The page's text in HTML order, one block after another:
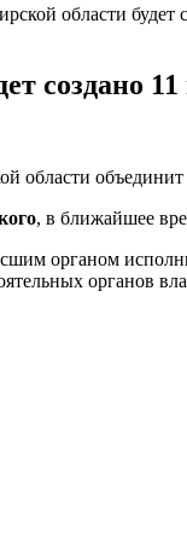
области будет
создано
области объединит
, в ближайшее
органом
органов